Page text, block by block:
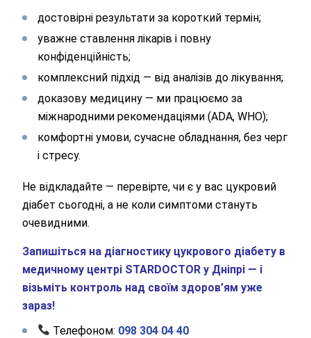
достовірні результати за короткий термін;
уважне ставлення лікарів і повну
конфіденційність;
комплексний підхід — від аналізів до лікування;
доказову медицину — ми працюємо за
міжнародними рекомендаціями (ADA, WHO);
комфортні умови, сучасне обладнання, без черг
і стресу.
Не відкладайте — перевірте, чи є у вас цукровий
діабет сьогодні, а не коли симптоми стануть
очевидними.
Запишіться на діагностику цукрового діабету в
медичному центрі STARDOCTOR у Дніпрі — і
візьміть контроль над своїм здоров’ям уже
зараз!
Телефоном: 098 304 04 40